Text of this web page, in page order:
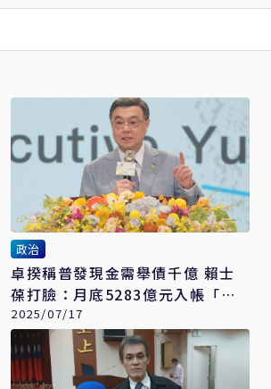
政治
卓揆稱普發現金需舉債千億 賴士
葆打臉：月底5283億元入帳「別
玩時間差爛招」
2025/07/17